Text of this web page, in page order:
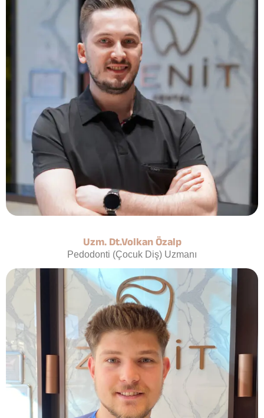
Uzm. Dt.Volkan Özalp
Pedodonti (Çocuk Diş) Uzmanı